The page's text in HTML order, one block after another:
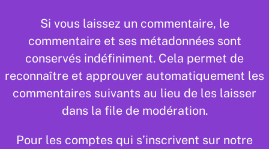
Si vous laissez un commentaire, le
commentaire et ses métadonnées sont
conservés indéfiniment. Cela permet de
reconnaître et approuver automatiquement les
commentaires suivants au lieu de les laisser
dans la file de modération.
Pour les comptes qui s’inscrivent sur notre